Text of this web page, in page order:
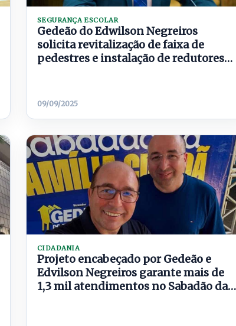
SEGURANÇA ESCOLAR
Gedeão do Edwilson Negreiros
solicita revitalização de faixa de
pedestres e instalação de redutores
09/09/2025
CIDADANIA
Projeto encabeçado por Gedeão e
Edvilson Negreiros garante mais de
1,3 mil atendimentos no Sabadão da